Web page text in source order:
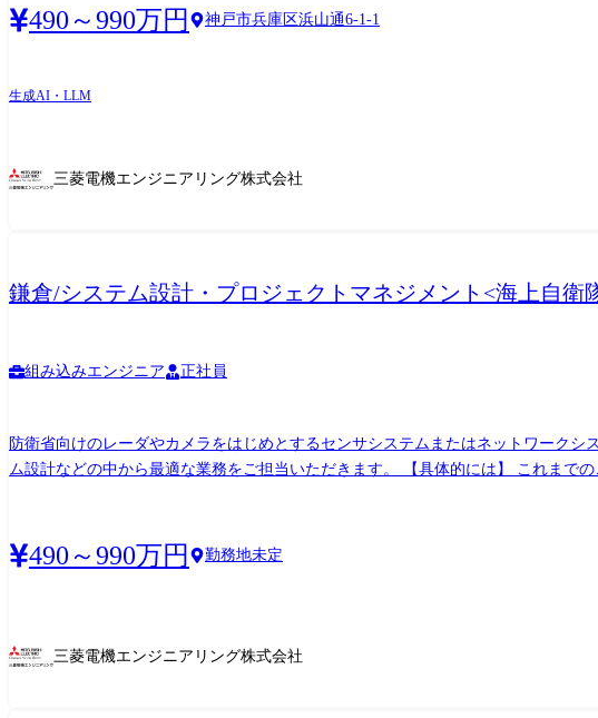
部門、品質管理部門)との折衝 ⑥操作説明:機器納入後、顧客に対してシステム取扱
ムになると複数年を超えるものもあり、複数人でチームを組んで担当することもあり
490～990万円 神戸市兵庫区浜山通6-1-1
生成AI・LLM
三菱電機エンジニアリング株式会社
鎌倉/システム設計・プロジェクトマネジメント<海上自
組み込みエンジニア 正社員
防衛省向けのレーダやカメラをはじめとするセンサシステムまたはネットワーク
ム設計などの中から最適な業務をご担当いただきます。 【具体的には】 これまでのご経験やご志向性に応じて、以下の中から最適な業務をご担当いただきます。 ※数年単位でのプロジェ
門との調整 ●取引先との調整 ●出荷および出荷後の対応 【企業説明】 弊社は、三菱電機の開発・設計を担うパートナー企業として、設計開発を専門に事業展開をしており、半世紀にわたっ
て蓄積してきた確かな技術を優れた技術者が継承・発展してきました。技術者と
顧客との取引も拡大しています。
490～990万円 勤務地未定
三菱電機エンジニアリング株式会社